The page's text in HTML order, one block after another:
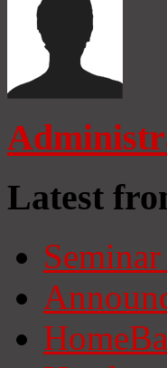
Latest